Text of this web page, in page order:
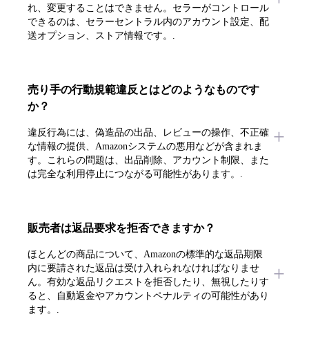
れ、変更することはできません。セラーがコントロール
できるのは、セラーセントラル内のアカウント設定、配
送オプション、ストア情報です。.
売り手の行動規範違反とはどのようなものです
か？
違反行為には、偽造品の出品、レビューの操作、不正確
な情報の提供、Amazonシステムの悪用などが含まれま
す。これらの問題は、出品削除、アカウント制限、また
は完全な利用停止につながる可能性があります。.
販売者は返品要求を拒否できますか？
ほとんどの商品について、Amazonの標準的な返品期限
内に要請された返品は受け入れられなければなりませ
ん。有効な返品リクエストを拒否したり、無視したりす
ると、自動返金やアカウントペナルティの可能性があり
ます。.